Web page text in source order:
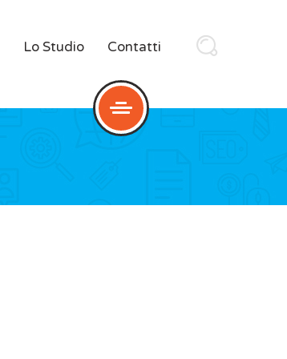
Lo Studio Contatti